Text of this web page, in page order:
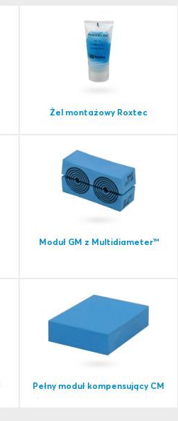
Żel montażowy Roxtec
Moduł GM z Multidiameter™
Pełny moduł kompensujący CM